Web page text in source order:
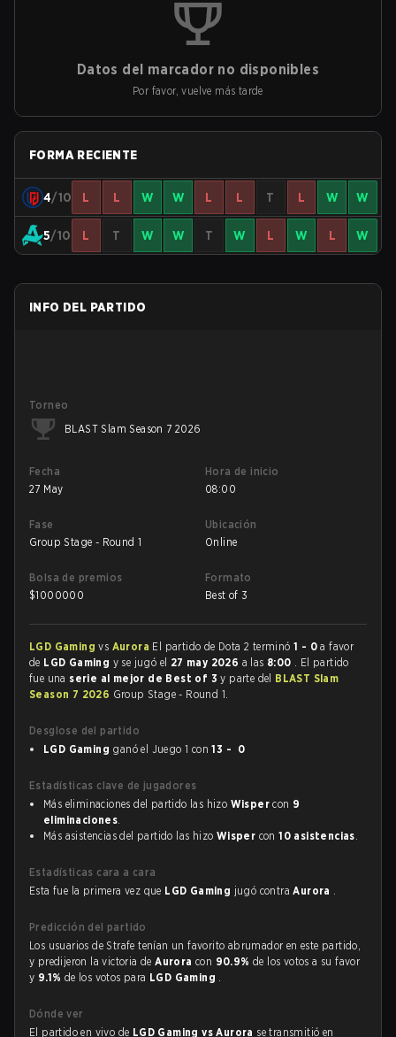
Datos del marcador no disponibles
Por favor, vuelve más tarde
FORMA RECIENTE
4/10 L L W W L L T L W W
5/10 L T W W T W L W L W
INFO DEL PARTIDO
Torneo
BLAST Slam Season 7 2026
Fecha
27 May
Hora de inicio
08:00
Fase
Group Stage - Round 1
Ubicación
Online
Bolsa de premios
$1000000
Formato
Best of 3
LGD Gamingvs Aurora El partido de Dota 2 terminó1 - 0 a favor
de LGD Gaming y se jugó el 27 may 2026 a las 8:00 . El partido
fue una serie al mejor de Best of 3y parte del BLAST Slam
Season 7 2026 Group Stage - Round 1.
Desglose del partido
LGD Gaming ganó el Juego 1 con13 - 0
Estadísticas clave de jugadores
Más eliminaciones del partido las hizo Wisper con 9
eliminaciones.
Más asistencias del partido las hizo Wisper con10 asistencias.
Estadísticas cara a cara
Esta fue la primera vez que LGD Gaming jugó contraAurora .
Predicción del partido
Los usuarios de Strafe tenían un favorito abrumador en este partido,
y predijeron la victoria deAuroracon 90.9%de los votos a su favor
y 9.1% de los votos para LGD Gaming .
Dónde ver
El partido en vivo de LGD Gaming vs Aurora se transmitió en